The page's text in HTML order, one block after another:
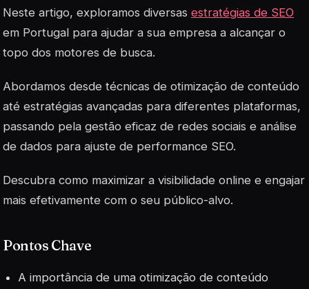
Neste artigo, exploramos diversas estratégias de SEO
em Portugal para ajudar a sua empresa a alcançar o
topo dos motores de busca.
Abordamos desde técnicas de otimização de conteúdo
até estratégias avançadas para diferentes plataformas,
passando pela gestão eficaz de redes sociais e análise
de dados para ajuste de performance SEO.
Descubra como maximizar a visibilidade online e engajar
mais efetivamente com o seu público-alvo.
Pontos Chave
A importância de uma otimização de conteúdo